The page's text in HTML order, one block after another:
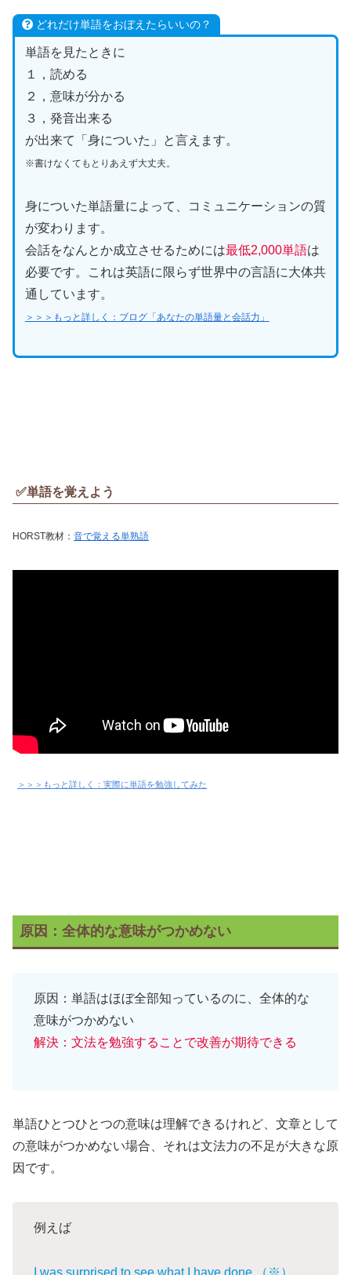
どれだけ単語をおぼえたらいいの？
単語を見たときに
１，読める
２，意味が分かる
３，発音出来る
が出来て「身についた」と言えます。
※書けなくてもとりあえず大丈夫。
身についた単語量によって、コミュニケーションの質
が変わります。
会話をなんとか成立させるためには最低2,000単語は
必要です。これは英語に限らず世界中の言語に大体共
通しています。
＞＞＞もっと詳しく：ブログ「あなたの単語量と会話力」
✅単語を覚えよう
HORST教材： 音で覚える単熟語
＞＞＞もっと詳しく：実際に単語を勉強してみた
原因：全体的な意味がつかめない
原因：単語はほぼ全部知っているのに、全体的な
意味がつかめない
解決：文法を勉強することで改善が期待できる
単語ひとつひとつの意味は理解できるけれど、文章として
の意味がつかめない場合、それは文法力の不足が大きな原
因です。
例えば
I was surprised to see what I have done.（※）